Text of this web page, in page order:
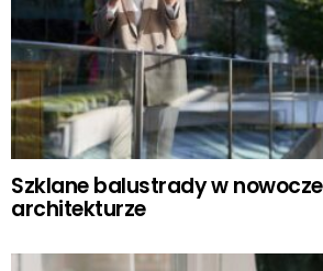
Szklane balustrady w
architekturze